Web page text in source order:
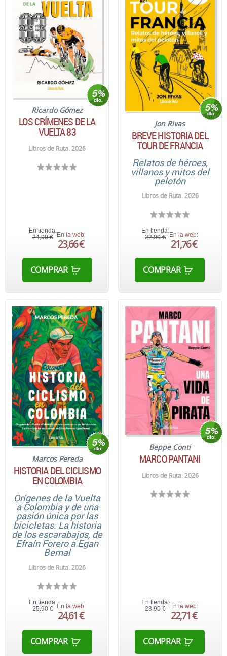
Ricardo Gómez
LOS CRÍMENES DE LA
VUELTA 83
Libros de Ruta. 2026
En tienda:
24,90 € En la web:
23,66 €
COMPRAR
Jon Rivas
BREVE HISTORIA DEL
TOUR DE FRANCIA
Relatos de héroes,
villanos y mitos del
pelotón
Libros de Ruta. 2026
En tienda:
22,90 €
En la web:
21,76 €
COMPRAR
Marcos Pereda
HISTORIA DEL CICLISMO
EN COLOMBIA
Orígenes de la Vuelta
a Colombia y de una
pasión única por las
bicicletas. La historia
de los escarabajos, de
Efraín Forero a Egan
Bernal
Libros de Ruta. 2026
En tienda:
25,90 € En la web:
24,61 €
COMPRAR
Beppe Conti
MARCO PANTANI
Libros de Ruta. 2026
En tienda:
23,90 €
En la web:
22,71 €
COMPRAR